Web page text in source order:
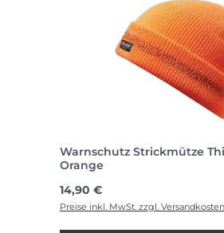
Warnschutz Strickmütze
Orange
Regulärer Preis:
14,90 €
Preise inkl. MwSt. zzgl. Versandkosten